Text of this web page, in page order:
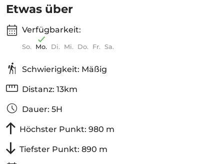
Etwas über
Verfügbarkeit:
So. Mo. Di. Mi. Do. Fr. Sa.
Schwierigkeit: Mäßig
Distanz: 13km
Dauer: 5H
Höchster Punkt: 980 m
Tiefster Punkt: 890 m